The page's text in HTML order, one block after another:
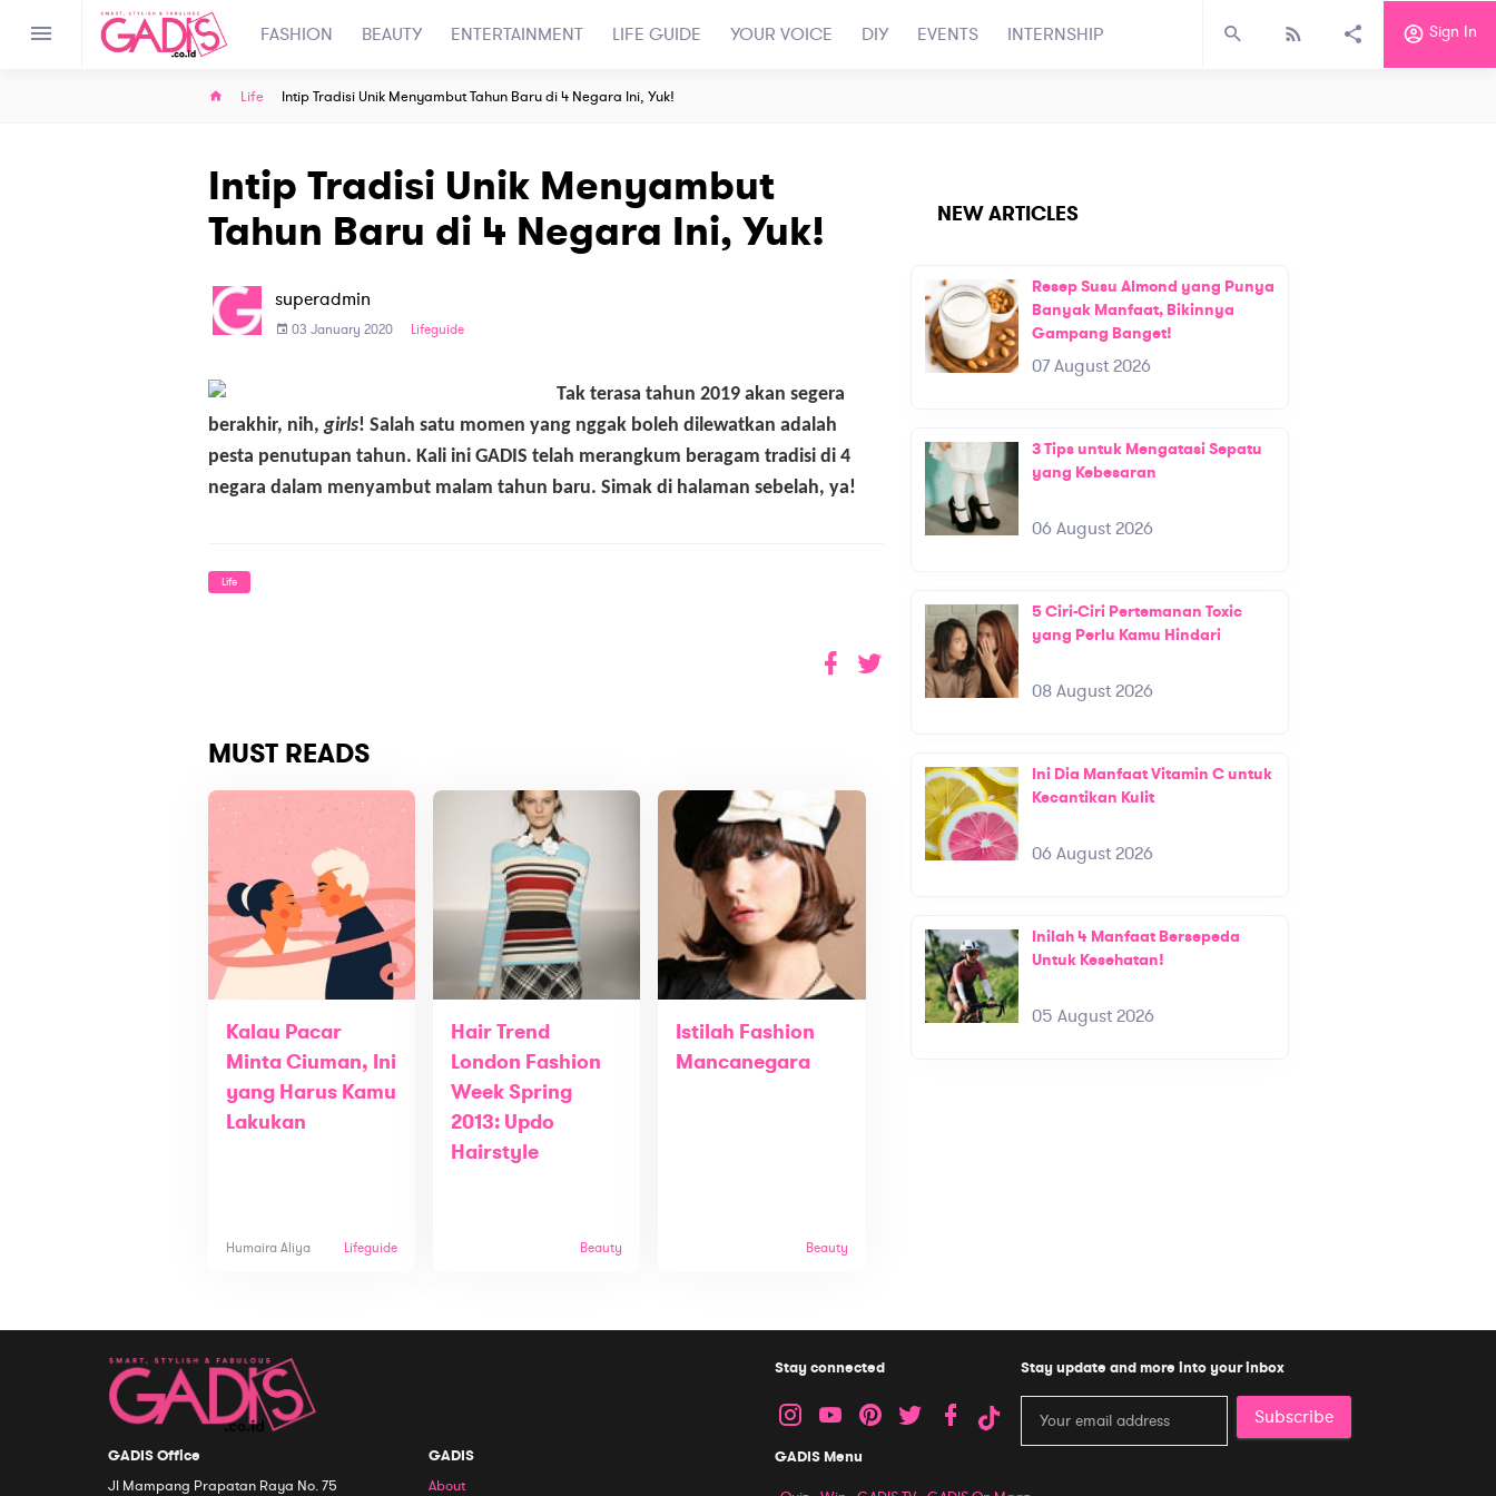
FASHION BEAUTY ENTERTAINMENT LIFE GUIDE YOUR VOICE DIY EVENTS INTERNSHIP Sign In
Life Intip Tradisi Unik Menyambut Tahun Baru di 4 Negara Ini, Yuk!
Intip Tradisi Unik Menyambut
Tahun Baru di 4 Negara Ini, Yuk!
superadmin
03 January 2020 Lifeguide
Tak terasa tahun 2019 akan segera
berakhir, nih,girls! Salah satu momen yang nggak boleh dilewatkan adalah
pesta penutupan tahun. Kali ini GADIS telah merangkum beragam tradisi di 4
negara dalam menyambut malam tahun baru. Simak di halaman sebelah, ya!
Life
MUST READS
Kalau Pacar
Minta Ciuman, Ini
yang Harus Kamu
Lakukan
Humaira Aliya Lifeguide
Hair Trend
London Fashion
Week Spring
2013: Updo
Hairstyle
Beauty
Istilah Fashion
Mancanegara
Beauty
NEW ARTICLES
Resep Susu Almond yang Punya
Banyak Manfaat, Bikinnya
Gampang Banget!
07 August 2026
3 Tips untuk Mengatasi Sepatu
yang Kebesaran
06 August 2026
5 Ciri-Ciri Pertemanan Toxic
yang Perlu Kamu Hindari
08 August 2026
Ini Dia Manfaat Vitamin C untuk
Kecantikan Kulit
06 August 2026
Inilah 4 Manfaat Bersepeda
Untuk Kesehatan!
05 August 2026
GADIS Office
Jl Mampang Prapatan Raya No. 75
GADIS
About
Stay connected Stay update and more into your inbox
Subscribe
GADIS Menu